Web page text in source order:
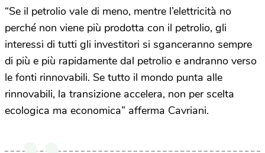
“Se il petrolio vale di meno, mentre l’elettricità no
perché non viene più prodotta con il petrolio, gli
interessi di tutti gli investitori si sganceranno sempre
di più e più rapidamente dal petrolio e andranno verso
le fonti rinnovabili. Se tutto il mondo punta alle
rinnovabili, la transizione accelera, non per scelta
ecologica ma economica” afferma Cavriani.